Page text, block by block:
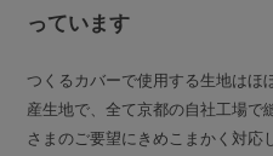
っています
つくるカバーで使用する生地はほ
産生地で、全て京都の自社工場で
さまのご要望にきめこまかく対応